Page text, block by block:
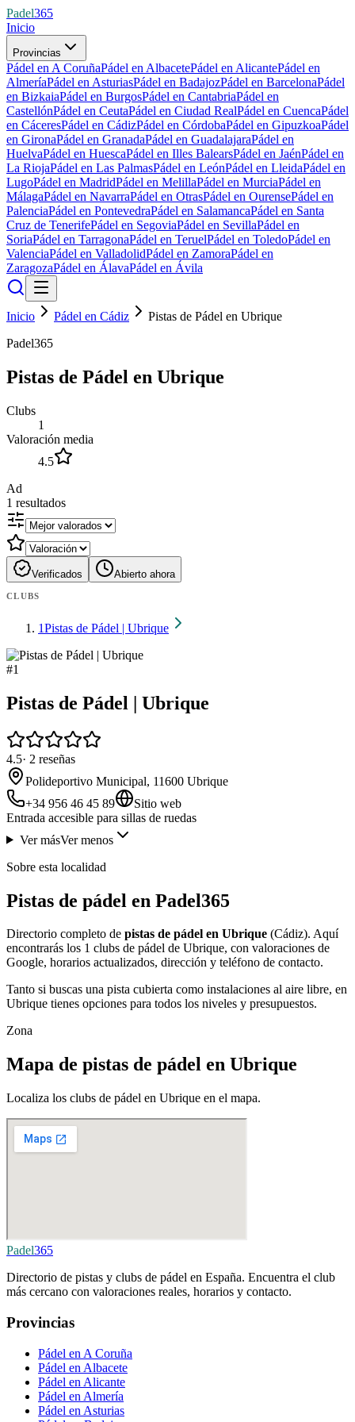
Padel365
Inicio
Provincias
Pádel en A CoruñaPádel en AlbacetePádel en AlicantePádel en
AlmeríaPádel en AsturiasPádel en BadajozPádel en BarcelonaPádel
en BizkaiaPádel en BurgosPádel en CantabriaPádel en
CastellónPádel en CeutaPádel en Ciudad RealPádel en CuencaPádel
en CáceresPádel en CádizPádel en CórdobaPádel en GipuzkoaPádel
en GironaPádel en GranadaPádel en GuadalajaraPádel en
HuelvaPádel en HuescaPádel en Illes BalearsPádel en JaénPádel en
La RiojaPádel en Las PalmasPádel en LeónPádel en LleidaPádel en
LugoPádel en MadridPádel en MelillaPádel en MurciaPádel en
MálagaPádel en NavarraPádel en OtrasPádel en OurensePádel en
PalenciaPádel en PontevedraPádel en SalamancaPádel en Santa
Cruz de TenerifePádel en SegoviaPádel en SevillaPádel en
SoriaPádel en TarragonaPádel en TeruelPádel en ToledoPádel en
ValenciaPádel en ValladolidPádel en ZamoraPádel en
ZaragozaPádel en ÁlavaPádel en Ávila
Inicio Pádel en Cádiz
Pistas de Pádel en Ubrique
Padel365
Pistas de Pádel en Ubrique
Clubs
1
Valoración media
4.5
Ad
1 resultados
Verificados Abierto ahora
CLUBS
1Pistas de Pádel | Ubrique
#1
Pistas de Pádel | Ubrique
4.5· 2 reseñas
Polideportivo Municipal, 11600 Ubrique
+34 956 46 45 89
Sitio web
Entrada accesible para sillas de ruedas
Ver másVer menos
Sobre esta localidad
Pistas de pádel en Padel365
Directorio completo de pistas de pádel en Ubrique (Cádiz). Aquí
encontrarás los 1 clubs de pádel de Ubrique, con valoraciones de
Google, horarios actualizados, dirección y teléfono de contacto.
Tanto si buscas una pista cubierta como instalaciones al aire libre, en
Ubrique tienes opciones para todos los niveles y presupuestos.
Zona
Mapa de pistas de pádel en Ubrique
Localiza los clubs de pádel en Ubrique en el mapa.
Padel365
Directorio de pistas y clubs de pádel en España. Encuentra el club
más cercano con valoraciones reales, horarios y contacto.
Provincias
Pádel en A Coruña
Pádel en Albacete
Pádel en Alicante
Pádel en Almería
Pádel en Asturias